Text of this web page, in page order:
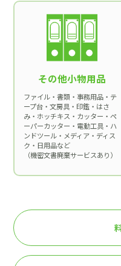
その他小物用品
ファイル・書類・事務用品・テ
ープ台・文房具・印鑑・はさ
み・ホッチキス・カッター・ペ
ーパーカッター・電動工具・ハ
ンドツール・メディア・ディス
ク・日用品など
（機密文書廃棄サービスあり）